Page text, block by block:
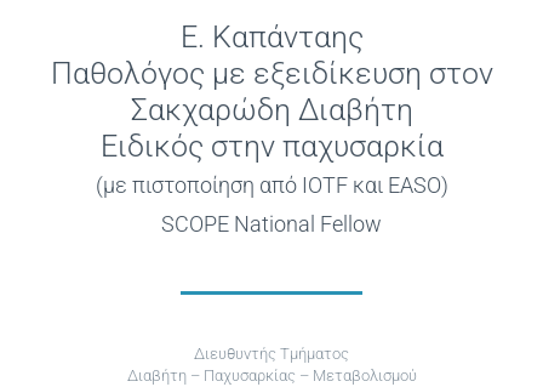
Φωτογραφικό Υλικό & Videos
Επικοινωνία
E. Καπάνταης
Παθολόγος με εξειδίκευση στον
Σακχαρώδη Διαβήτη
Ειδικός στην παχυσαρκία
(με πιστοποίηση από IOTF και EASO)
SCOPE National Fellow
Διευθυντής Τμήματος
Διαβήτη – Παχυσαρκίας – Μεταβολισμού